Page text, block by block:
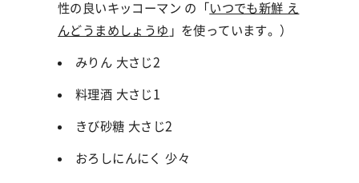
性の良いキッコーマン の「 いつでも新鮮 え
んどうまめしょうゆ 」を使っています。）
みりん 大さじ2
料理酒 大さじ1
きび砂糖 大さじ2
おろしにんにく 少々